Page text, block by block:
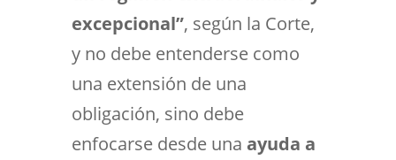
excepcional”, según la Corte,
y no debe entenderse como
una extensión de una
obligación, sino debe
enfocarse desde una ayuda a